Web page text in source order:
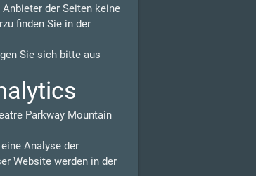
der Seiten keine
finden Sie in der
Sie sich bitte aus
Parkway Mountain
Analyse der
Website werden in der